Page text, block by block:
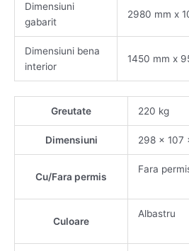
Dimensiuni
gabarit
2980 mm x
Dimensiuni bena
interior
1450 mm x
Greutate 220 kg
Dimensiuni 298 × 107
Cu/Fara permis
Fara
Culoare
Albastru